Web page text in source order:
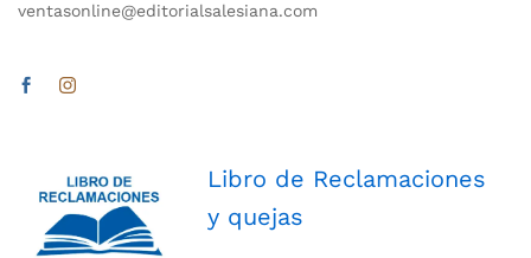
ventasonline@editorialsalesiana.com
Libro de Reclamaciones
y quejas